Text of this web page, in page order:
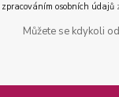
zpracováním osobních údajů
Můžete se kdykoli